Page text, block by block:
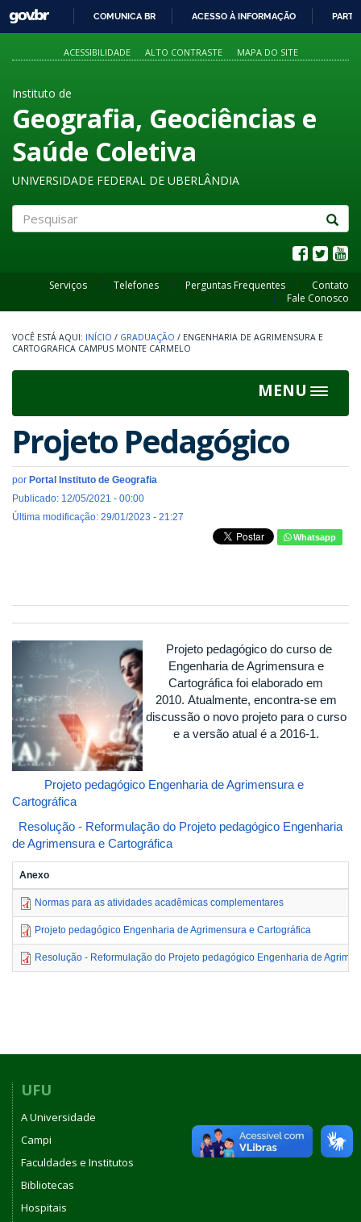
PARA
O
GOVBR
COMUNICA BR ACESSO À INFORMAÇÃO
ACESSIBILIDADE ALTO CONTRASTE MAPA DO SITE
Instituto de
Geografia, Geociências e
Saúde Coletiva
UNIVERSIDADE FEDERAL DE UBERLÂNDIA
Serviços Telefones Perguntas Frequentes
Contato
Fale Conosco
INÍCIO / GRADUAÇÃO / ENGENHARIA DE AGRIMENSURA E
CARTOGRAFICA CAMPUS MONTE CARMELO
MENU
Toggle
Projeto Pedagógico
por Portal Instituto de Geografia
Publicado: 12/05/2021 - 00:00
Última modificação: 29/01/2023 - 21:27
Whatsapp
Projeto pedagógico do curso de
Engenharia de Agrimensura e
Cartográfica foi elaborado em
2010. Atualmente, encontra-se em
discussão o novo projeto para o curso
e a versão atual é a 2016-1.
Projeto pedagógico Engenharia de Agrimensura e
Cartográfica
Resolução - Reformulação do Projeto pedagógico Engenharia
de Agrimensura e Cartográfica
Anexo
Normas para as atividades acadêmicas complementares
Projeto pedagógico Engenharia de Agrimensura e Cartográfica
Resolução - Reformulação do Projeto pedagógico Engenharia de
UFU
A Universidade
Campi
Faculdades e Institutos
Bibliotecas
Hospitais